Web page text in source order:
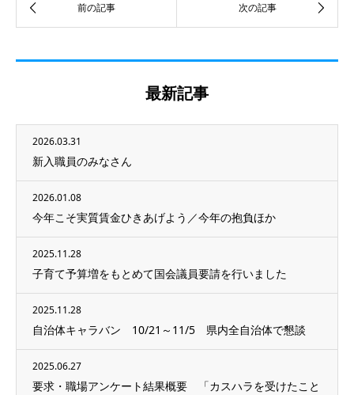
最新記事
2026.03.31
新入職員のみなさん
2026.01.08
今年こそ実質賃金ひきあげよう／今年の抱負ほか
2025.11.28
子育て予算増をもとめて国会議員要請を行いました
2025.11.28
自治体キャラバン 10/21～11/5 県内全自治体で懇談
2025.06.27
要求・職場アンケート結果概要 「カスハラを受けたこと